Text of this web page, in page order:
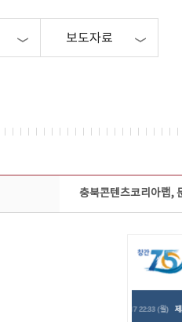
보도자료
충북콘텐츠코리아랩,